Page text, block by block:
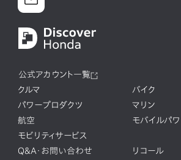
公式アカウント一覧
クルマ
バイク
パワープロダクツ
マリン
航空
モバイルパ
モビリティサービス
Q&A・お問い合わせ
リコール